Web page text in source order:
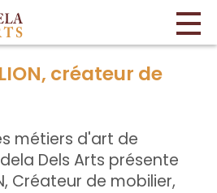
créateur de
métiers d'art de
Dels Arts présente
Créateur de mobilier,